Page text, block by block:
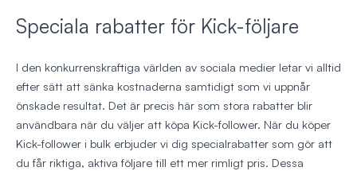
Speciala rabatter för Kick-följare
I den konkurrenskraftiga världen av sociala medier letar vi alltid
efter sätt att sänka kostnaderna samtidigt som vi uppnår
önskade resultat. Det är precis här som stora rabatter blir
användbara när du väljer att köpa Kick-follower. När du köper
Kick-follower i bulk erbjuder vi dig specialrabatter som gör att
du får riktiga, aktiva följare till ett mer rimligt pris. Dessa